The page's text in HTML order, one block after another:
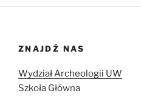
ZNAJDŹ NAS
Wydział Archeologii UW
Szkoła Główna